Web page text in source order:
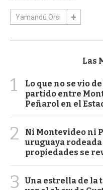
Yamandú Orsi
Las
1
Lo que no se vio
partido entre
Peñarol en el
2
Ni Montevideo ni
uruguaya
propiedades se
3
Una estrella de la